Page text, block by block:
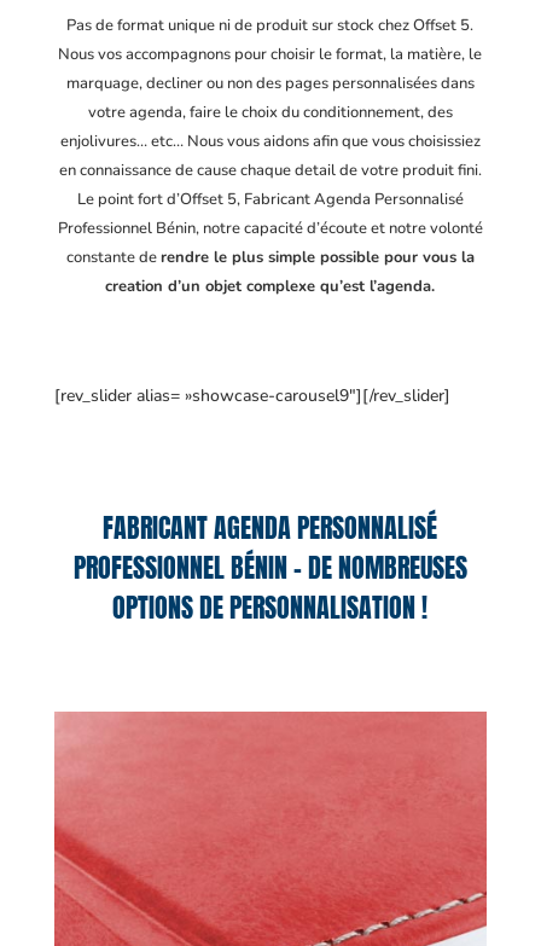
Pas de format unique ni de produit sur stock chez Offset 5.
Nous vos accompagnons pour choisir le format, la matière, le
marquage, decliner ou non des pages personnalisées dans
votre agenda, faire le choix du conditionnement, des
enjolivures… etc… Nous vous aidons afin que vous choisissiez
en connaissance de cause chaque detail de votre produit fini.
Le point fort d’Offset 5, Fabricant Agenda Personnalisé
Professionnel Bénin, notre capacité d’écoute et notre volonté
constante derendre le plus simple possible pour vous la
creation d’un objet complexe qu’est l’agenda.
[rev_slider alias= »showcase-carousel9″][/rev_slider]
FABRICANT AGENDA PERSONNALISÉ
PROFESSIONNEL BÉNIN – DE NOMBREUSES
OPTIONS DE PERSONNALISATION !